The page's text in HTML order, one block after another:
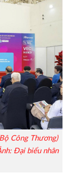
Công Thương)
Đại biểu nhân